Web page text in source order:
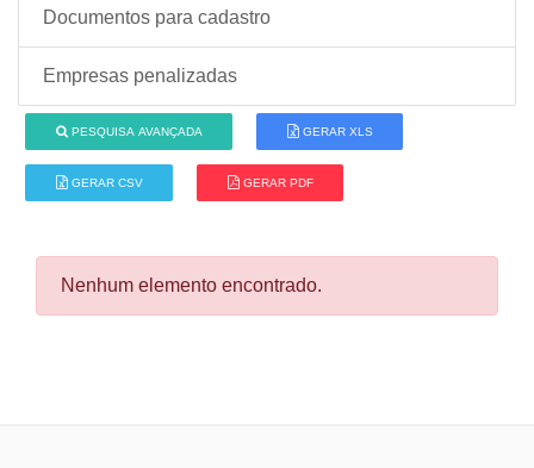
Documentos para cadastro
Empresas penalizadas
PESQUISA AVANÇADA GERAR XLS
GERAR CSV GERAR PDF
Nenhum elemento encontrado.